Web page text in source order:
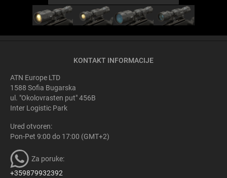
KONTAKT INFORMACIJE
ATN Europe LTD
1588 Sofia Bugarska
ul. "Okolovrasten put" 456B
Inter Logistic Park
Ured otvoren:
Pon-Pet 9:00 do 17:00 (GMT+2)
Za poruke:
+359879932392